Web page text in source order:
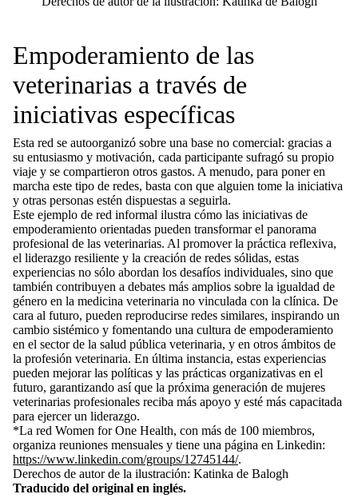
Empoderamiento de las
veterinarias a través de
iniciativas específicas
Esta red se autoorganizó sobre una base no comercial: gracias a
su entusiasmo y motivación, cada participante sufragó su propio
viaje y se compartieron otros gastos. A menudo, para poner en
marcha este tipo de redes, basta con que alguien tome la iniciativa
y otras personas estén dispuestas a seguirla.
Este ejemplo de red informal ilustra cómo las iniciativas de
empoderamiento orientadas pueden transformar el panorama
profesional de las veterinarias. Al promover la práctica reflexiva,
el liderazgo resiliente y la creación de redes sólidas, estas
experiencias no sólo abordan los desafíos individuales, sino que
también contribuyen a debates más amplios sobre la igualdad de
género en la medicina veterinaria no vinculada con la clínica. De
cara al futuro, pueden reproducirse redes similares, inspirando un
cambio sistémico y fomentando una cultura de empoderamiento
en el sector de la salud pública veterinaria, y en otros ámbitos de
la profesión veterinaria. En última instancia, estas experiencias
pueden mejorar las políticas y las prácticas organizativas en el
futuro, garantizando así que la próxima generación de mujeres
veterinarias profesionales reciba más apoyo y esté más capacitada
para ejercer un liderazgo.
*La red Women for One Health, con más de 100 miembros,
organiza reuniones mensuales y tiene una página en Linkedin:
https://www.linkedin.com/groups/12745144/.
Derechos de autor de la ilustración: Katinka de Balogh
Traducido del original en inglés.